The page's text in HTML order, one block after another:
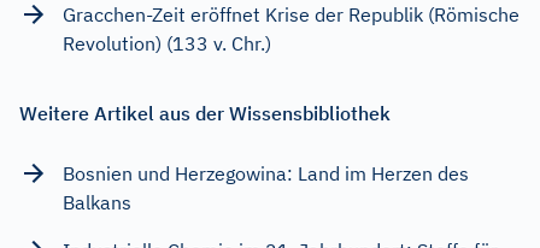
Gracchen-Zeit eröffnet Krise der Republik (Römische
Revolution) (133 v. Chr.)
Weitere Artikel aus der Wissensbibliothek
Bosnien und Herzegowina: Land im Herzen des
Balkans